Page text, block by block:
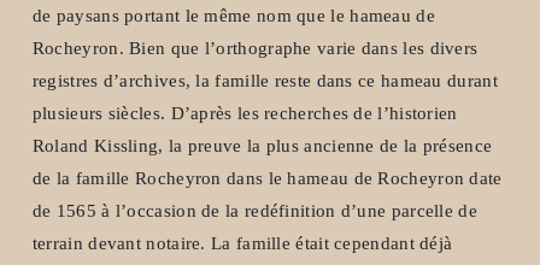
de paysans portant le même nom que le hameau de
Rocheyron. Bien que l’orthographe varie dans les divers
registres d’archives, la famille reste dans ce hameau durant
plusieurs siècles. D’après les recherches de l’historien
Roland Kissling, la preuve la plus ancienne de la présence
de la famille Rocheyron dans le hameau de Rocheyron date
de 1565 à l’occasion de la redéfinition d’une parcelle de
terrain devant notaire. La famille était cependant déjà